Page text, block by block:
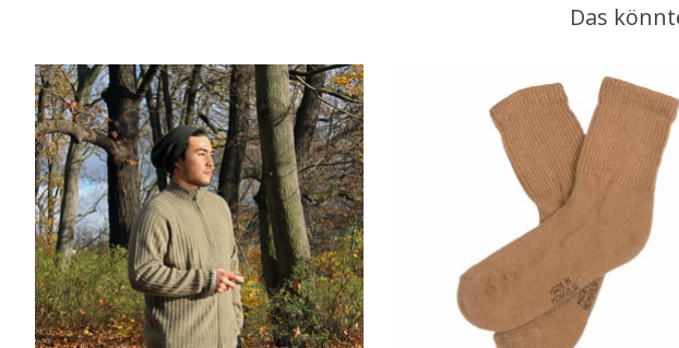
Das
Produkt-Karussell-Artikel